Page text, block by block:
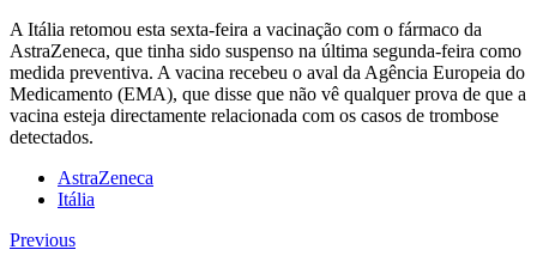
A Itália retomou esta sexta-feira a vacinação com o fármaco da
AstraZeneca, que tinha sido suspenso na última segunda-feira como
medida preventiva. A vacina recebeu o aval da Agência Europeia do
Medicamento (EMA), que disse que não vê qualquer prova de que a
vacina esteja directamente relacionada com os casos de trombose
detectados.
AstraZeneca
Itália
Previous